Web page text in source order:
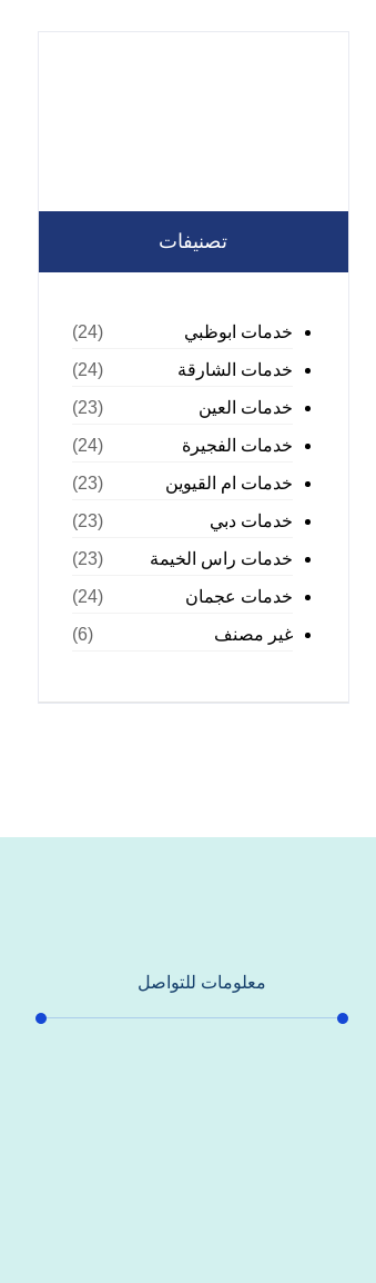
تصنيفات
خدمات ابوظبي
(24)
خدمات الشارقة
(24)
خدمات العين
(23)
خدمات الفجيرة
(24)
خدمات ام القيوين
(23)
خدمات دبي
(23)
خدمات راس الخيمة
(23)
خدمات عجمان
(24)
غير مصنف
(6)
معلومات للتواصل